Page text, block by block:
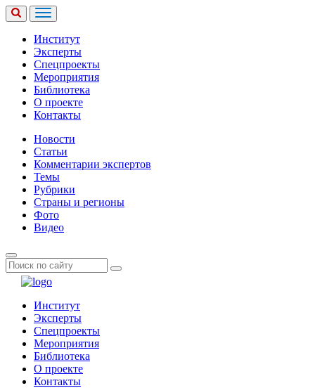
Институт
Эксперты
Спецпроекты
Мероприятия
Библиотека
О проекте
Контакты
Новости
Статьи
Комментарии экспертов
Темы
Рубрики
Страны и регионы
Фото
Видео
Институт
Эксперты
Спецпроекты
Мероприятия
Библиотека
О проекте
Контакты